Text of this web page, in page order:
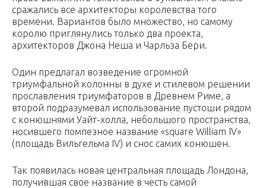
сражались все архитекторы королевства того
времени. Вариантов было множество, но самому
королю приглянулись только два проекта,
архитекторов Джона Неша и Чарльза Бери.
Один предлагал возведение огромной
триумфальной колонны в духе и стилевом решении
прославления триумфаторов в Древнем Риме, а
второй подразумевал использование пустоши рядом
с конюшнями Уайт-холла, небольшого пространства,
носившего помпезное название «square William IV»
(площадь Вильгельма IV) и снос самих конюшен.
Так появилась новая центральная площадь Лондона,
получившая свое название в честь самой